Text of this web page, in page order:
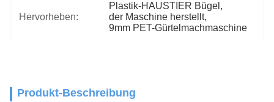
Hervorheben:
Plastik-HAUSTIER Bügel ,
der Maschine herstellt,
9mm PET-Gürtelmachmaschine
Produkt-Beschreibung